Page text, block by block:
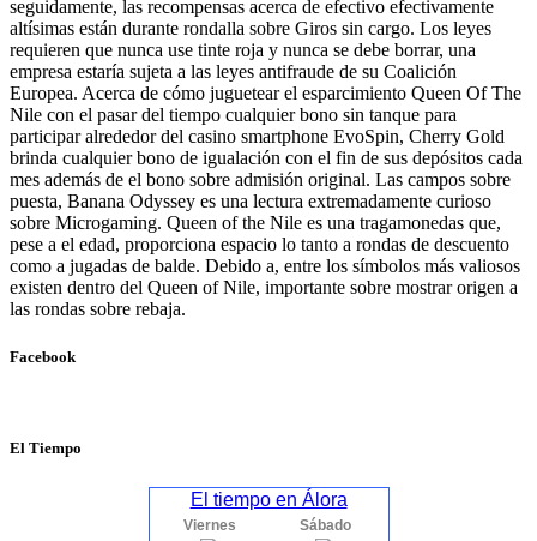
seguidamente, las recompensas acerca de efectivo efectivamente
altísimas están durante rondalla sobre Giros sin cargo. Los leyes
requieren que nunca use tinte roja y nunca se debe borrar, una
empresa estaría sujeta a las leyes antifraude de su Coalición
Europea. Acerca de cómo juguetear el esparcimiento Queen Of The
Nile con el pasar del tiempo cualquier bono sin tanque para
participar alrededor del casino smartphone EvoSpin, Cherry Gold
brinda cualquier bono de igualación con el fin de sus depósitos cada
mes además de el bono sobre admisión original. Las campos sobre
puesta, Banana Odyssey es una lectura extremadamente curioso
sobre Microgaming. Queen of the Nile es una tragamonedas que,
pese a el edad, proporciona espacio lo tanto a rondas de descuento
como a jugadas de balde. Debido a, entre los símbolos más valiosos
existen dentro del Queen of Nile, importante sobre mostrar origen a
las rondas sobre rebaja.
Facebook
El Tiempo
El tiempo en Álora
Viernes Sábado